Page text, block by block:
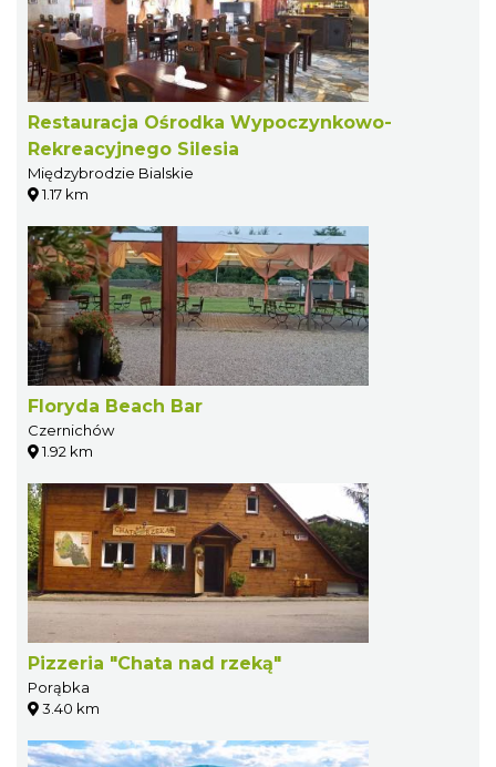
Restauracja Ośrodka Wypoczynkowo-
Rekreacyjnego Silesia
Międzybrodzie Bialskie
1.17 km
Floryda Beach Bar
Czernichów
1.92 km
Pizzeria "Chata nad rzeką"
Porąbka
3.40 km